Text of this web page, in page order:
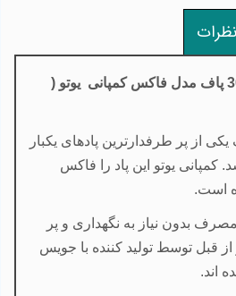
نظرات
فاکس کمپانی یوتو (
مصرف 3000 پاف یکی از پر طرفدارترین پادهای یکبار
کمپانی یوتو این پاد را فاکس
است.
مصرف بدون نیاز به نگهداری و پر
از قبل توسط تولید کننده با جویس
اند.